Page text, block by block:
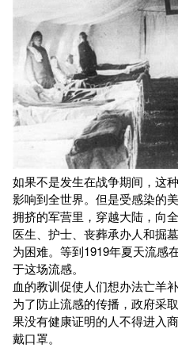
如果不是发生在战争期间，这
影响到全世界。但是受感染的
拥挤的军营里，穿越大陆，向
医生、护士、丧葬承办人和掘
为困难。等到1919年夏天流感
于这场流感。
血的教训促使人们想办法亡羊补
为了防止流感的传播，政府采
果没有健康证明的人不得进入
戴口罩。